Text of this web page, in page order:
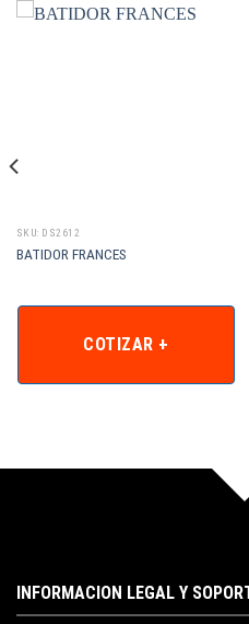
SKU: DS2612
BATIDOR FRANCES
COTIZAR +
INFORMACION LEGAL Y